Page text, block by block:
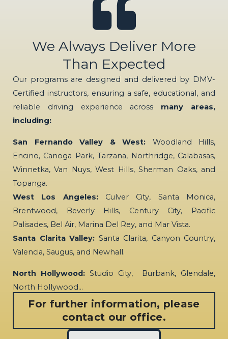
We Always Deliver More
Than Expected
Our programs are designed and delivered by DMV-
Certified instructors, ensuring a safe, educational, and
reliable driving experience across many areas,
including:
San Fernando Valley & West: Woodland Hills,
Encino, Canoga Park, Tarzana, Northridge, Calabasas,
Winnetka, Van Nuys, West Hills, Sherman Oaks, and
Topanga.
West Los Angeles:Culver City, Santa Monica,
Brentwood, Beverly Hills, Century City, Pacific
Palisades, Bel Air, Marina Del Rey, and Mar Vista.
Santa Clarita Valley: Santa Clarita, Canyon Country,
Valencia, Saugus, and Newhall.
North Hollywood: Studio City, Burbank, Glendale,
North Hollywood…
For further information, please
contact our office.